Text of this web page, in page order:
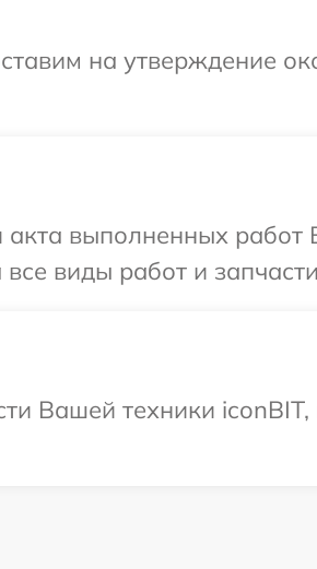
на утверждение
выполненных
виды работ и
Вашей техники